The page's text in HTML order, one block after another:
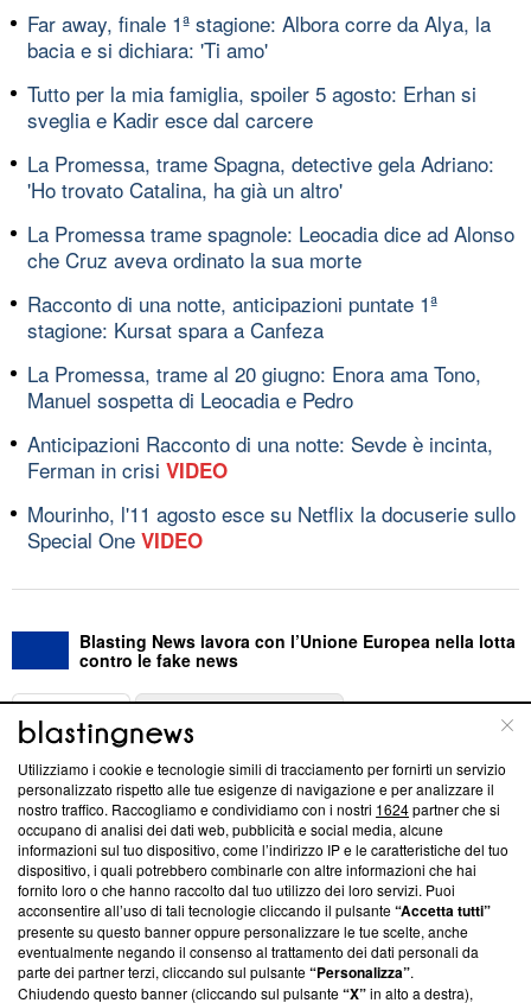
Far away, finale 1ª stagione: Albora corre da Alya, la
bacia e si dichiara: 'Ti amo'
Tutto per la mia famiglia, spoiler 5 agosto: Erhan si
sveglia e Kadir esce dal carcere
La Promessa, trame Spagna, detective gela Adriano:
'Ho trovato Catalina, ha già un altro'
La Promessa trame spagnole: Leocadia dice ad Alonso
che Cruz aveva ordinato la sua morte
Racconto di una notte, anticipazioni puntate 1ª
stagione: Kursat spara a Canfeza
La Promessa, trame al 20 giugno: Enora ama Tono,
Manuel sospetta di Leocadia e Pedro
Anticipazioni Racconto di una notte: Sevde è incinta,
Ferman in crisi VIDEO
Mourinho, l'11 agosto esce su Netflix la docuserie sullo
Special One VIDEO
Blasting News lavora con l’Unione Europea nella lotta
contro le fake news
ABOUT
Questa sezione offre informazioni trasparenti su Blasting
News, sui nostri processi editoriali e su come ci impegniamo a
creare news di qualità. Inoltre, afferma la nostra aderenza a
‘Trust Project - News with Integrity’Blasting News non è
ancora membro del programma, ma ha richiesto di farne
parte; Trust Project non ha ancora effettuato una verifica di
conformità agli standard.
Su di noi
Utilizziamo i cookie e tecnologie simili di tracciamento per fornirti un servizio
personalizzato rispetto alle tue esigenze di navigazione e per analizzare il
nostro traffico. Raccogliamo e condividiamo con i nostri 1624partner che si
occupano di analisi dei dati web, pubblicità e social media, alcune
informazioni sul tuo dispositivo, come l’indirizzo IP e le caratteristiche del tuo
dispositivo, i quali potrebbero combinarle con altre informazioni che hai
fornito loro o che hanno raccolto dal tuo utilizzo dei loro servizi. Puoi
acconsentire all’uso di tali tecnologie cliccando il pulsante“Accetta tutti”
presente su questo banner oppure personalizzare le tue scelte, anche
eventualmente negando il consenso al trattamento dei dati personali da
parte dei partner terzi, cliccando sul pulsante“Personalizza”.
Chiudendo questo banner (cliccando sul pulsante“X”in alto a destra),